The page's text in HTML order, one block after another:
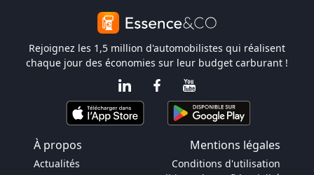
Rejoignez les 1,5 million d'automobilistes qui réalisent
chaque jour des économies sur leur budget carburant !
À propos Mentions légales
Actualités
Conditions d'utilisation